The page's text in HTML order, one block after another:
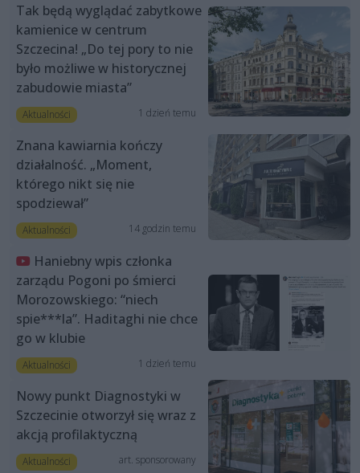
Tak będą wyglądać zabytkowe
kamienice w centrum
Szczecina! „Do tej pory to nie
było możliwe w historycznej
zabudowie miasta”
Aktualności 1 dzień temu
Znana kawiarnia kończy
działalność. „Moment,
którego nikt się nie
spodziewał”
Aktualności 14 godzin temu
Haniebny wpis członka
zarządu Pogoni po śmierci
Morozowskiego: “niech
spie***la”. Haditaghi nie chce
go w klubie
Aktualności 1 dzień temu
Nowy punkt Diagnostyki w
Szczecinie otworzył się wraz z
akcją profilaktyczną
Aktualności art. sponsorowany